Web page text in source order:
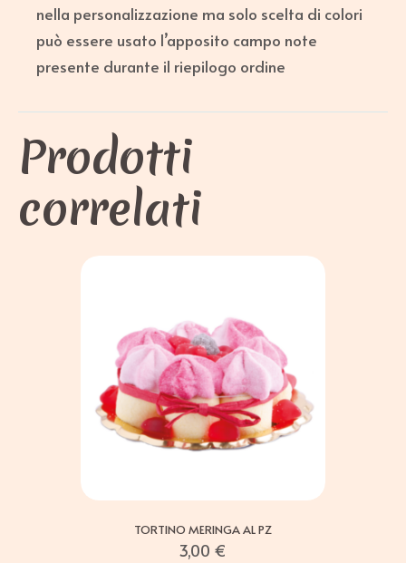
nella personalizzazione ma solo scelta di colori
può essere usato l’apposito campo note
presente durante il riepilogo ordine
Prodotti
correlati
TORTINO MERINGA AL PZ
3,00 €